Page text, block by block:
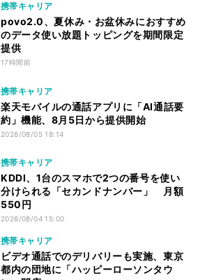
携帯キャリア
povo2.0、夏休み・お盆休みにおすすめ
のデータ使い放題トッピングを期間限定
提供
17時間前
携帯キャリア
楽天モバイルの通話アプリに「AI通話要
約」機能、8月5日から提供開始
2026/08/05 18:14
携帯キャリア
KDDI、1台のスマホで2つの番号を使い
分けられる「セカンドナンバー」 月額
550円
2026/08/04 15:00
携帯キャリア
ビデオ通話でのデリバリーも実施、東京
都内の団地に「ハッピーローソンタウ